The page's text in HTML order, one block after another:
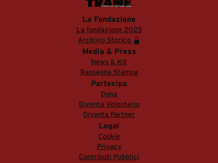
La Fondazione
La fondazione 2025
Archivio Storico
Media & Press
News & Kit
Rassegna Stampa
Partecipa
Dona
Diventa Volontario
Diventa Partner
Legal
Cookie
Privacy
Contributi Pubblici